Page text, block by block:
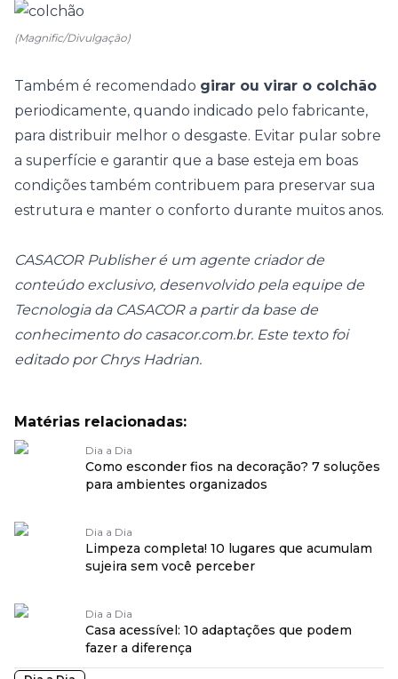
(Magnific/Divulgação)
Também é recomendado girar ou virar o colchão
periodicamente, quando indicado pelo fabricante,
para distribuir melhor o desgaste. Evitar pular sobre
a superfície e garantir que a base esteja em boas
condições também contribuem para preservar sua
estrutura e manter o conforto durante muitos anos.
CASACOR Publisher é um agente criador de
conteúdo exclusivo, desenvolvido pela equipe de
Tecnologia da CASACOR a partir da base de
conhecimento do casacor.com.br. Este texto foi
editado por Chrys Hadrian.
Matérias relacionadas:
Dia a Dia
Como esconder fios na decoração? 7 soluções
para ambientes organizados
Dia a Dia
Limpeza completa! 10 lugares que acumulam
sujeira sem você perceber
Dia a Dia
Casa acessível: 10 adaptações que podem
fazer a diferença